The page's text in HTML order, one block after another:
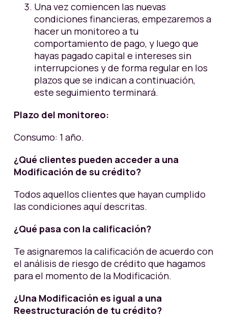
Una vez comiencen las nuevas
condiciones financieras, empezaremos a
hacer un monitoreo a tu
comportamiento de pago, y luego que
hayas pagado capital e intereses sin
interrupciones y de forma regular en los
plazos que se indican a continuación,
este seguimiento terminará.
Plazo del monitoreo:
Consumo: 1 año.
¿Qué clientes pueden acceder a una
Modificación de su crédito?
Todos aquellos clientes que hayan cumplido
las condiciones aquí descritas.
¿Qué pasa con la calificación?
Te asignaremos la calificación de acuerdo con
el análisis de riesgo de crédito que hagamos
para el momento de la Modificación.
¿Una Modificación es igual a una
Reestructuración de tu crédito?